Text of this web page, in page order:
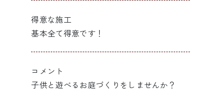
得意な施工
基本全て得意です！
コメント
子供と遊べるお庭づくりをしませんか？